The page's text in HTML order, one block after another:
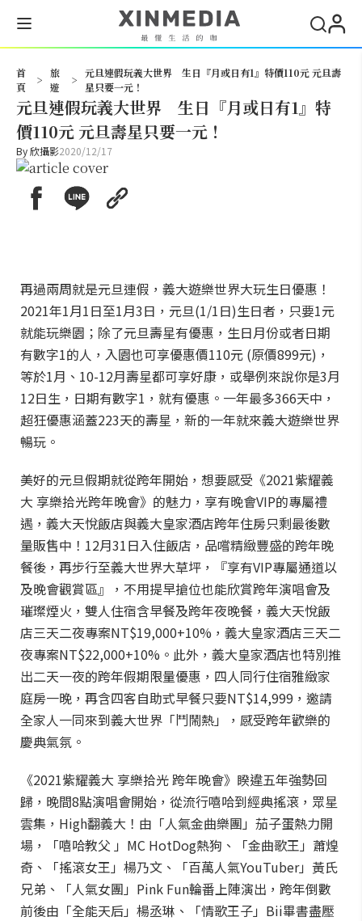
首
頁
>
旅
遊
>
元旦連假玩義大世界 生日『月或日有1』特價110元 元旦壽
星只要一元！
元旦連假玩義大世界 生日『月或日有1』特
價110元 元旦壽星只要一元！
By欣攝影2020/12/17
再過兩周就是元旦連假，義大遊樂世界大玩生日優惠！
2021年1月1日至1月3日，元旦(1/1日)生日者，只要1元
就能玩樂園；除了元旦壽星有優惠，生日月份或者日期
有數字1的人，入園也可享優惠價110元 (原價899元)，
等於1月、10-12月壽星都可享好康，或舉例來說你是3月
12日生，日期有數字1，就有優惠。一年最多366天中，
超狂優惠涵蓋223天的壽星，新的一年就來義大遊樂世界
暢玩。
美好的元旦假期就從跨年開始，想要感受《2021紫耀義
大 享樂拾光跨年晚會》的魅力，享有晚會VIP的專屬禮
遇，義大天悅飯店與義大皇家酒店跨年住房只剩最後數
量販售中！12月31日入住飯店，品嚐精緻豐盛的跨年晚
餐後，再步行至義大世界大草坪，『享有VIP專屬通道以
及晚會觀賞區』，不用提早搶位也能欣賞跨年演唱會及
璀璨煙火，雙人住宿含早餐及跨年夜晚餐，義大天悅飯
店三天二夜專案NT$19,000+10%，義大皇家酒店三天二
夜專案NT$22,000+10%。此外，義大皇家酒店也特別推
出二天一夜的跨年假期限量優惠，四人同行住宿雅緻家
庭房一晚，再含四客自助式早餐只要NT$14,999，邀請
全家人一同來到義大世界「鬥鬧熱」，感受跨年歡樂的
慶典氣氛。
《2021紫耀義大 享樂拾光 跨年晚會》睽違五年強勢回
歸，晚間8點演唱會開始，從流行嘻哈到經典搖滾，眾星
雲集，High翻義大！由「人氣金曲樂團」茄子蛋熱力開
場，「嘻哈教父 」MC HotDog熱狗、「金曲歌王」蕭煌
奇、「搖滾女王」楊乃文、「百萬人氣YouTuber」黃氏
兄弟、「人氣女團」Pink Fun輪番上陣演出，跨年倒數
前後由「全能天后」楊丞琳、「情歌王子」Bii畢書盡壓